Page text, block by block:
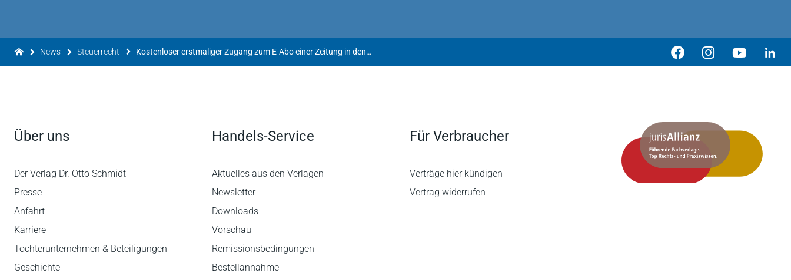
News Steuerrecht Kostenloser erstmaliger Zugang zum E-Abo einer Zeitung in den Jahren 2009 bis 2012
Über uns
Der Verlag Dr. Otto Schmidt
Presse
Anfahrt
Karriere
Tochterunternehmen & Beteiligungen
Geschichte
Handels-Service
Aktuelles aus den Verlagen
Newsletter
Downloads
Vorschau
Remissionsbedingungen
Bestellannahme
Für Verbraucher
Verträge hier kündigen
Vertrag widerrufen